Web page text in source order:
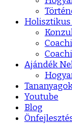
Holisztikus
Ajándék
Youtube
Blog